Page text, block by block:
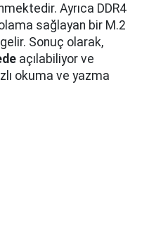
Ayrıca DDR4
sağlayan bir M.2
Sonuç olarak,
açılabiliyor ve
okuma ve yazma